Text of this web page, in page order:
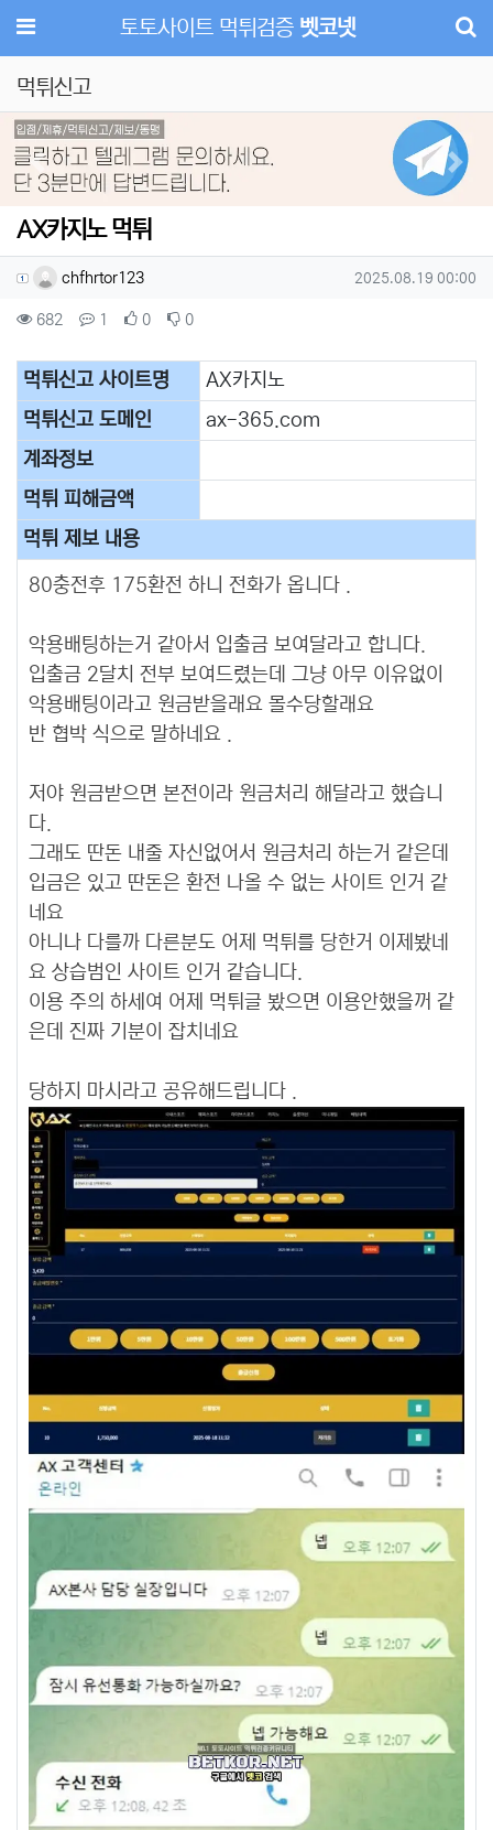
메뉴 토토사이트 먹튀검증 벳코넷
먹튀신고
Previous Next
AX카지노 먹튀
작성자 정보
chfhrtor123작성 작성일
2025.08.19 00:00
컨텐츠 정보
682 조회 1 댓글 0추천 0비추천
본문먹튀신고 사이트명
AX카지노
먹튀신고 도메인
​ax-365.com
계좌정보
먹튀 피해금액
먹튀 제보 내용
80충전후 175환전 하니 전화가 옵니다 .
악용배팅하는거 같아서 입출금 보여달라고 합니다.
입출금 2달치 전부 보여드렸는데 그냥 아무 이유없이
악용배팅이라고 원금받을래요 몰수당할래요
반 협박 식으로 말하네요 .
저야 원금받으면 본전이라 원금처리 해달라고 했습니
다.
그래도 딴돈 내줄 자신없어서 원금처리 하는거 같은데
입금은 있고 딴돈은 환전 나올 수 없는 사이트 인거 같
네요
아니나 다를까 다른분도 어제 먹튀를 당한거 이제봤네
요 상습범인 사이트 인거 같습니다.
이용 주의 하세여 어제 먹튀글 봤으면 이용안했을꺼 같
은데 진짜 기분이 잡치네요
당하지 마시라고 공유해드립니다 .​